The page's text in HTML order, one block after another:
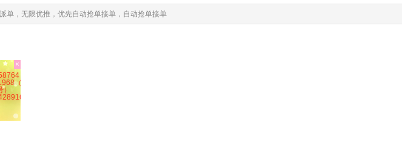
单，无限优推，优先自动抢单接单，自动抢单接单
（微